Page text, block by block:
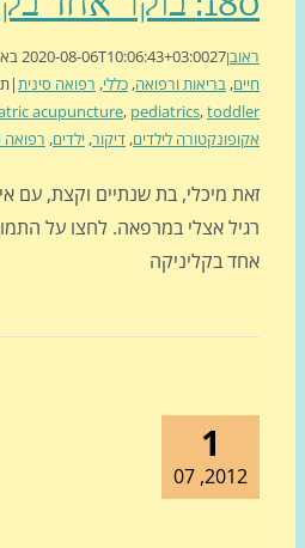
2020-08-06T10:06:43+03:00
בריאות ורפואה,כללי,רפואה סינית|תגיות:,
pediatric acupuncture,pediatrics
,
לילדים,דיקור,ילדים,רפואה סינית|
2 Comments
מיכלי, בת שנתיים וקצת, עם אימא
אצלי במרפאה. לחצו על התמונה
בקליניקה